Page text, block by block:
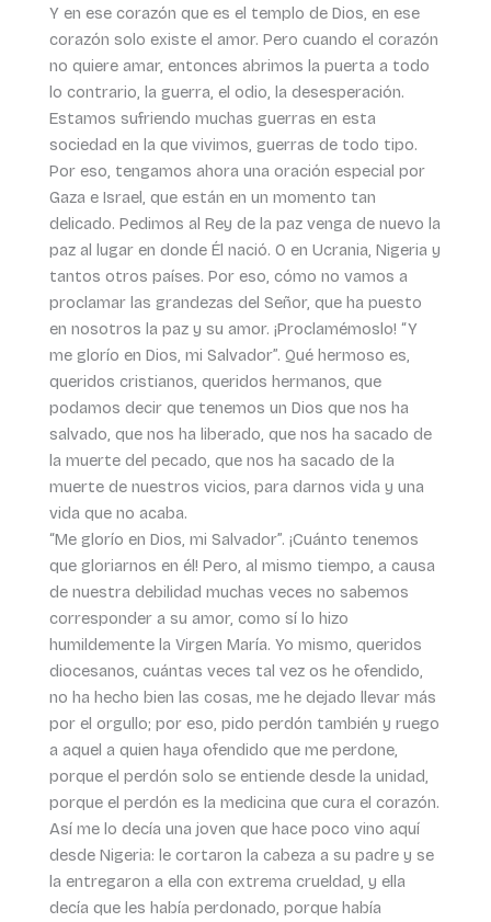
Y en ese corazón que es el templo de Dios, en ese
corazón solo existe el amor. Pero cuando el corazón
no quiere amar, entonces abrimos la puerta a todo
lo contrario, la guerra, el odio, la desesperación.
Estamos sufriendo muchas guerras en esta
sociedad en la que vivimos, guerras de todo tipo.
Por eso, tengamos ahora una oración especial por
Gaza e Israel, que están en un momento tan
delicado. Pedimos al Rey de la paz venga de nuevo la
paz al lugar en donde Él nació. O en Ucrania, Nigeria y
tantos otros países. Por eso, cómo no vamos a
proclamar las grandezas del Señor, que ha puesto
en nosotros la paz y su amor. ¡Proclamémoslo! “Y
me glorío en Dios, mi Salvador”. Qué hermoso es,
queridos cristianos, queridos hermanos, que
podamos decir que tenemos un Dios que nos ha
salvado, que nos ha liberado, que nos ha sacado de
la muerte del pecado, que nos ha sacado de la
muerte de nuestros vicios, para darnos vida y una
vida que no acaba.
“Me glorío en Dios, mi Salvador”. ¡Cuánto tenemos
que gloriarnos en él! Pero, al mismo tiempo, a causa
de nuestra debilidad muchas veces no sabemos
corresponder a su amor, como sí lo hizo
humildemente la Virgen María. Yo mismo, queridos
diocesanos, cuántas veces tal vez os he ofendido,
no ha hecho bien las cosas, me he dejado llevar más
por el orgullo; por eso, pido perdón también y ruego
a aquel a quien haya ofendido que me perdone,
porque el perdón solo se entiende desde la unidad,
porque el perdón es la medicina que cura el corazón.
Así me lo decía una joven que hace poco vino aquí
desde Nigeria: le cortaron la cabeza a su padre y se
la entregaron a ella con extrema crueldad, y ella
decía que les había perdonado, porque había